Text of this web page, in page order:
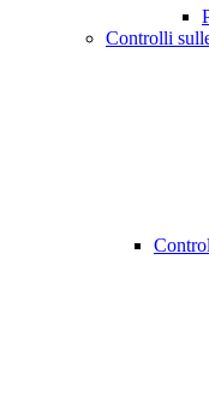
Controlli